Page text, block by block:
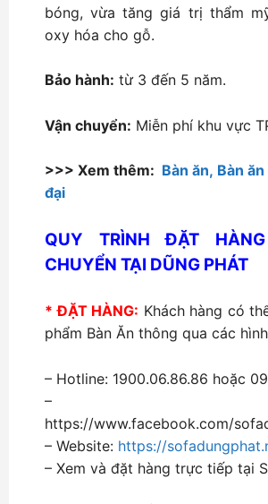
bóng, vừa tăng giá trị thẩm
oxy hóa cho gỗ.
Bảo hành: từ 3 đến 5 năm.
Vận chuyển: Miễn phí khu vực
>>> Xem thêm: Bàn ăn, Bàn
đại
QUY TRÌNH ĐẶT
CHUYỂN TẠI DŨNG PHÁT
* ĐẶT HÀNG: Khách hàng có
phẩm Bàn Ăn thông qua các
– Hotline: 1900.06.86.86 hoặc
–
https://www.facebook.com/
– Website: https://
– Xem và đặt hàng trực tiếp tại